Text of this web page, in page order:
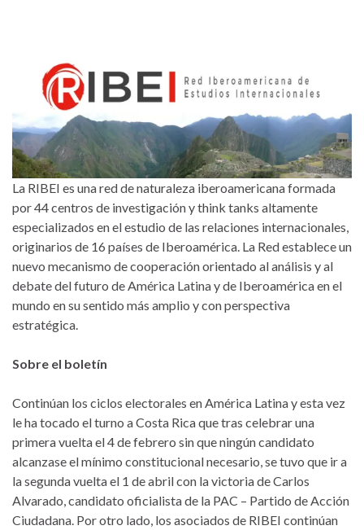
La RIBEI es una red de naturaleza iberoamericana formada
por 44 centros de investigación y think tanks altamente
especializados en el estudio de las relaciones internacionales,
originarios de 16 países de Iberoamérica. La Red establece un
nuevo mecanismo de cooperación orientado al análisis y al
debate del futuro de América Latina y de Iberoamérica en el
mundo en su sentido más amplio y con perspectiva
estratégica.
Sobre el boletín
Continúan los ciclos electorales en América Latina y esta vez
le ha tocado el turno a Costa Rica que tras celebrar una
primera vuelta el 4 de febrero sin que ningún candidato
alcanzase el mínimo constitucional necesario, se tuvo que ir a
la segunda vuelta el 1 de abril con la victoria de Carlos
Alvarado, candidato oficialista de la PAC – Partido de Acción
Ciudadana. Por otro lado, los asociados de RIBEI continúan